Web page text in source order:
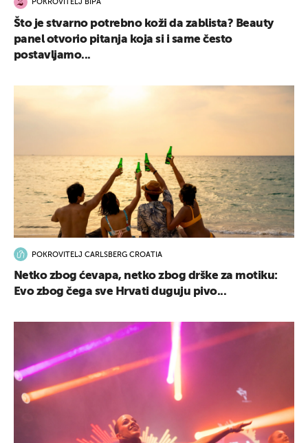
POKROVITELJ BIPA
Što je stvarno potrebno koži da zablista? Beauty
panel otvorio pitanja koja si i same često
postavljamo...
POKROVITELJ CARLSBERG CROATIA
Netko zbog ćevapa, netko zbog drške za motiku:
Evo zbog čega sve Hrvati duguju pivo...